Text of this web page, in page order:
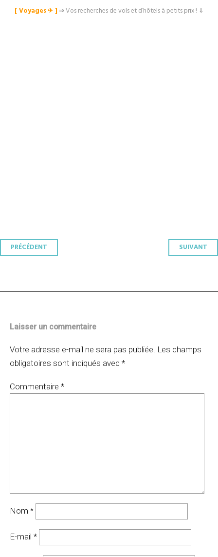
[ Voyages ✈︎ ]⇒Vos recherches de vols et d’hôtels à petits prix ! ⇓
Navigation
PRÉCÉDENT SUIVANT
Laisser un commentaire
Votre adresse e-mail ne sera pas publiée. Les champs
obligatoires sont indiqués avec *
Commentaire *
Nom *
E-mail *